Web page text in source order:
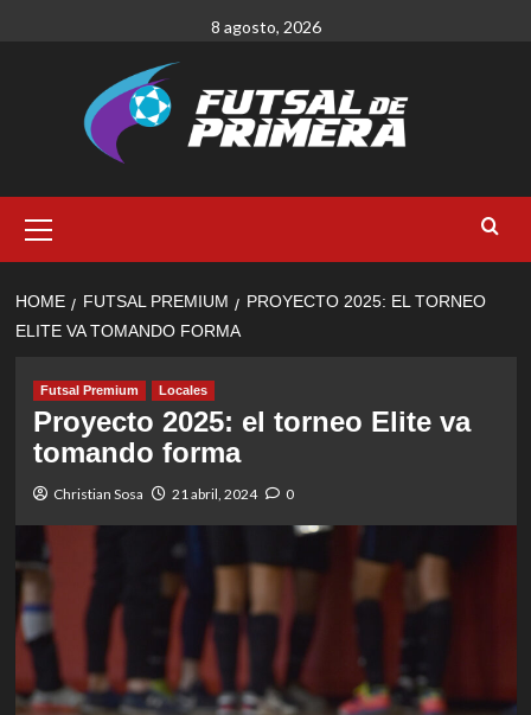
8 agosto, 2026
Menu
HOME FUTSAL PREMIUM
PROYECTO 2025: EL TORNEO
ELITE VA TOMANDO FORMA
Futsal Premium Locales
Proyecto 2025: el torneo Elite va
tomando forma
Christian Sosa 21 abril, 2024 0